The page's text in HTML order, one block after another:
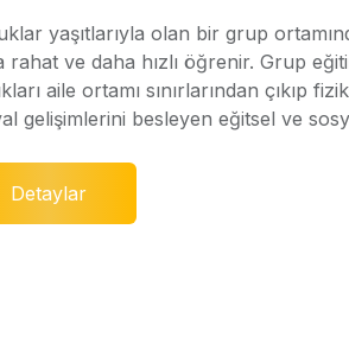
yaşıtlarıyla olan bir grup
rahat ve daha hızlı öğrenir. Grup
aile ortamı sınırlarından çıkıp
gelişimlerini besleyen eğitsel ve
Detaylar